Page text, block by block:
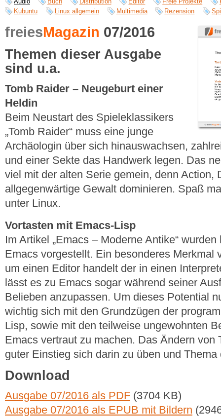
Kubuntu
Linux allgemein Multimedia Rezension
freiesMagazin 07/2016
Themen dieser Ausgabe
sind u.a.
Tomb Raider – Neugeburt einer
Heldin
Beim Neustart des Spieleklassikers
„Tomb Raider“ muss eine junge
Archäologin über sich hinauswachsen,
und einer Sekte das Handwerk legen. Das
viel mit der alten Serie gemein, denn Action,
allgegenwärtige Gewalt dominieren. Spaß
unter Linux.
Vortasten mit Emacs-Lisp
Im Artikel „Emacs – Moderne Antike“
Emacs vorgestellt. Ein besonderes Merkmal
um einen Editor handelt der in einen
lässt es zu Emacs sogar während seiner
Belieben anzupassen. Um dieses Potential
wichtig sich mit den Grundzügen der
Lisp, sowie mit den teilweise ungewohnten
Emacs vertraut zu machen. Das Ändern von
guter Einstieg sich darin zu üben und
Download
Ausgabe 07/2016 als PDF (3704 KB)
Ausgabe 07/2016 als EPUB mit Bildern